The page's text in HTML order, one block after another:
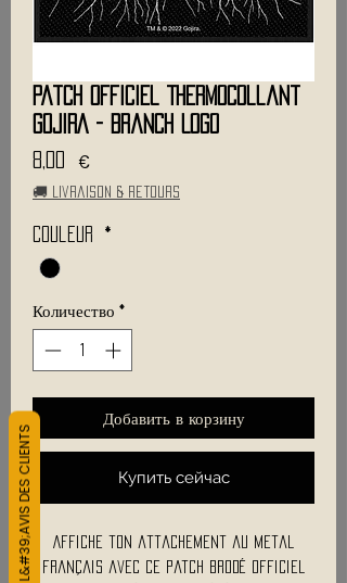
Patch Officiel Thermocollant
GOJIRA - Branch Logo
8,00 €
🚚 Livraison & retours
Couleur *
Количество *
Добавить в корзину
Купить сейчас
Affiche ton attachement au metal
français avec ce patch brodé officiel
L&#39;AVIS DES CLIENTS